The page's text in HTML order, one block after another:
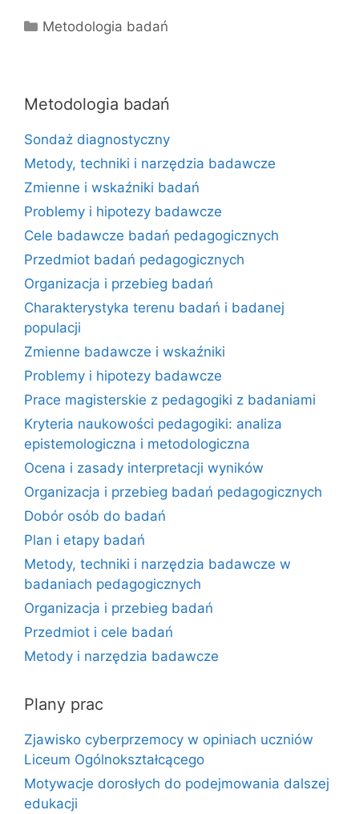
Kategorie
Metodologia badań
Metodologia badań
Sondaż diagnostyczny
Metody, techniki i narzędzia badawcze
Zmienne i wskaźniki badań
Problemy i hipotezy badawcze
Cele badawcze badań pedagogicznych
Przedmiot badań pedagogicznych
Organizacja i przebieg badań
Charakterystyka terenu badań i badanej
populacji
Zmienne badawcze i wskaźniki
Problemy i hipotezy badawcze
Prace magisterskie z pedagogiki z badaniami
Kryteria naukowości pedagogiki: analiza
epistemologiczna i metodologiczna
Ocena i zasady interpretacji wyników
Organizacja i przebieg badań pedagogicznych
Dobór osób do badań
Plan i etapy badań
Metody, techniki i narzędzia badawcze w
badaniach pedagogicznych
Organizacja i przebieg badań
Przedmiot i cele badań
Metody i narzędzia badawcze
Plany prac
Zjawisko cyberprzemocy w opiniach uczniów
Liceum Ogólnokształcącego
Motywacje dorosłych do podejmowania dalszej
edukacji